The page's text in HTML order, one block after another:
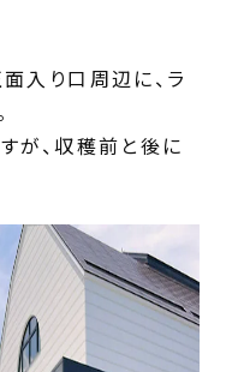
入り口周辺に、ラ
が、収穫前と後に